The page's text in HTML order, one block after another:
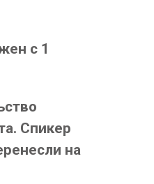
с 1
Спикер
на